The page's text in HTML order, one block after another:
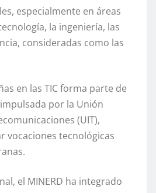
especialmente en áreas
la ingeniería, las
consideradas como las
en las TIC forma parte de
por la Unión
(UIT),
vocaciones tecnológicas
el MINERD ha integrado